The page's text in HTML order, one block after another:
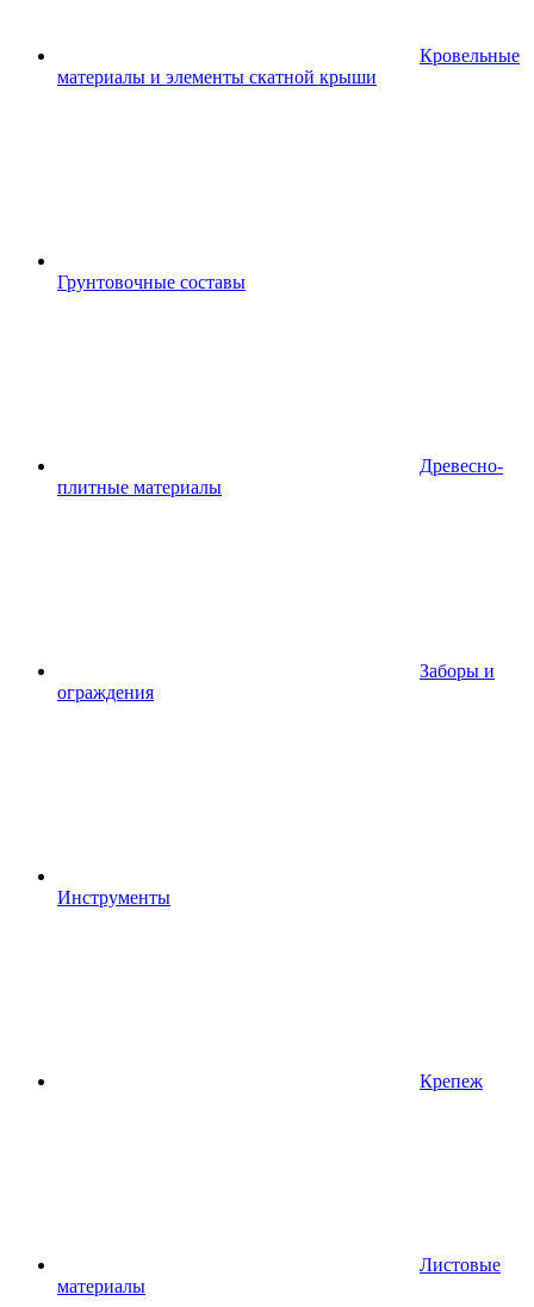
Кровельные
материалы и элементы скатной крыши
Грунтовочные составы
Древесно-
плитные материалы
Заборы и
ограждения
Инструменты
Крепеж
Листовые
материалы